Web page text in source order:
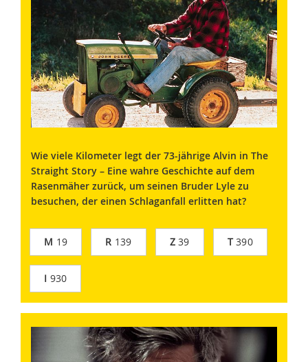
Wie viele Kilometer legt der 73-jährige Alvin in The
Straight Story – Eine wahre Geschichte auf dem
Rasenmäher zurück, um seinen Bruder Lyle zu
besuchen, der einen Schlaganfall erlitten hat?
M 19 R 139 Z39 T390
I 930